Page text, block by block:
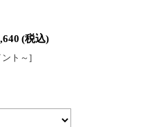
(税込)
ント～]